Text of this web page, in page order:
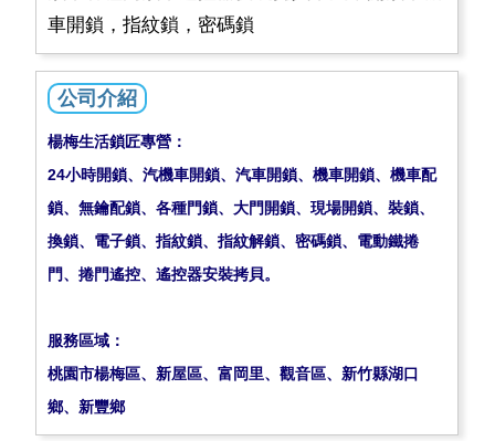
車開鎖，指紋鎖，密碼鎖
公司介紹
楊梅生活鎖匠專營：
24小時開鎖、汽機車開鎖、汽車開鎖、機車開鎖、機車配
鎖、無鑰配鎖、各種門鎖、大門開鎖、現場開鎖、裝鎖、
換鎖、電子鎖、指紋鎖、指紋解鎖、密碼鎖、電動鐵捲
門、捲門遙控、遙控器安裝拷貝。
服務區域：
桃園市楊梅區、新屋區、富岡里、觀音區、新竹縣湖口
鄉、新豐鄉